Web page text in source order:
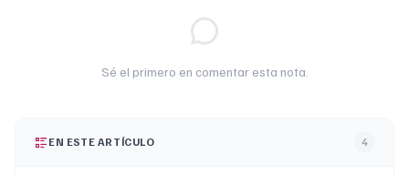
Sé el primero en comentar esta nota.
EN ESTE ARTÍCULO 4